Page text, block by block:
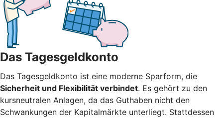
Das Tagesgeldkonto
Das Tagesgeldkonto ist eine moderne Sparform, die
Sicherheit und Flexibilität verbindet. Es gehört zu den
kursneutralen Anlagen, da das Guthaben nicht den
Schwankungen der Kapitalmärkte unterliegt. Stattdessen